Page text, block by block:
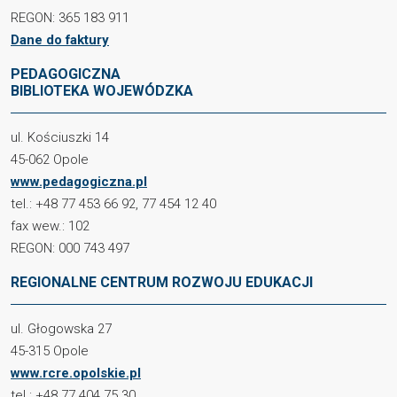
REGON: 365 183 911
Dane do faktury
PEDAGOGICZNA
BIBLIOTEKA WOJEWÓDZKA
ul. Kościuszki 14
45-062 Opole
www.pedagogiczna.pl
tel.: +48 77 453 66 92, 77 454 12 40
fax wew.: 102
REGON: 000 743 497
REGIONALNE CENTRUM ROZWOJU EDUKACJI
ul. Głogowska 27
45-315 Opole
www.rcre.opolskie.pl